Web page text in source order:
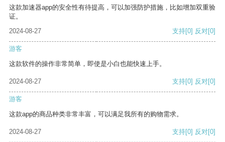
这款加速器app的安全性有待提高，可以加强防护措施，比如增加双重验
证。
2024-08-27
支持[0] 反对[0]
游客
这款软件的操作非常简单，即使是小白也能快速上手。
2024-08-27 支持[0] 反对[0]
游客
这款app的商品种类非常丰富，可以满足我所有的购物需求。
2024-08-27 支持[0] 反对[0]